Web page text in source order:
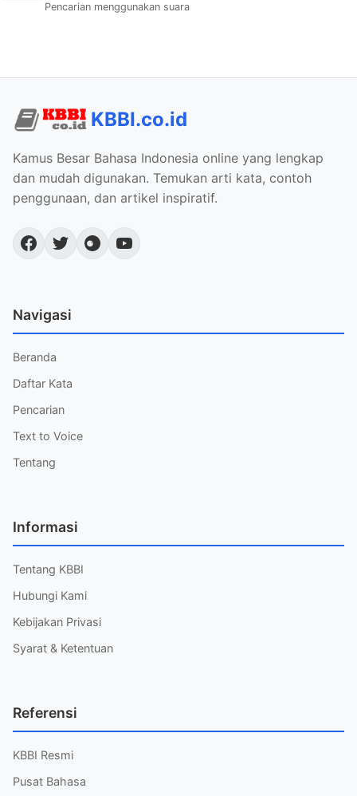
Pencarian menggunakan suara
KBBI.co.id
Kamus Besar Bahasa Indonesia online yang lengkap
dan mudah digunakan. Temukan arti kata, contoh
penggunaan, dan artikel inspiratif.
Navigasi
Beranda
Daftar Kata
Pencarian
Text to Voice
Tentang
Informasi
Tentang KBBI
Hubungi Kami
Kebijakan Privasi
Syarat & Ketentuan
Referensi
KBBI Resmi
Pusat Bahasa